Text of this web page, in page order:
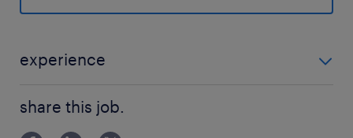
＜＜六本木＞＞
★交通費支給
★残業代支給
★システムエンジニア、インフラエンジニア、セ
experience
に興味がある方(独学OK！)
share this job.